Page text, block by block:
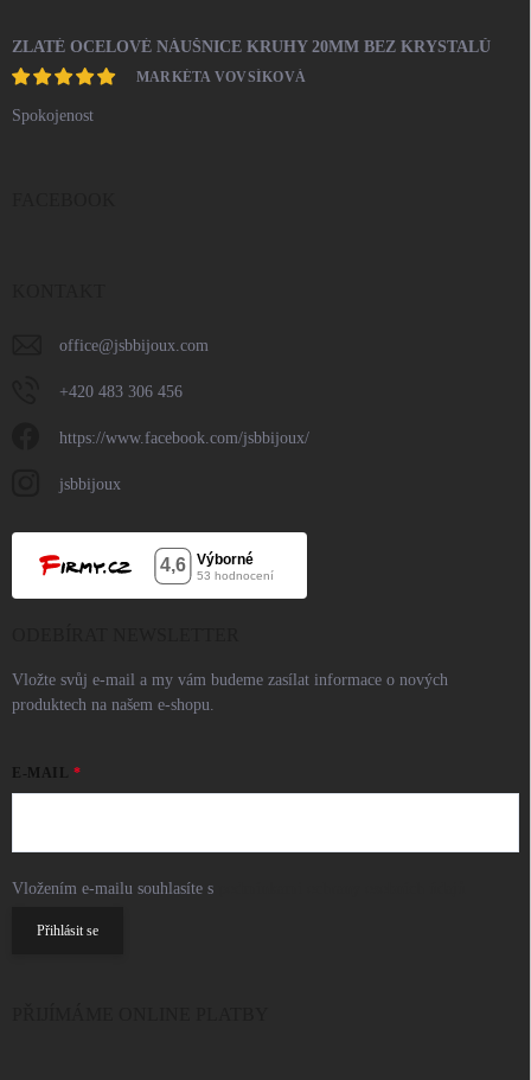
ZLATÉ OCELOVÉ NÁUŠNICE KRUHY 20MM BEZ KRYSTALŮ
MARKÉTA VOVSÍKOVÁ
Spokojenost
office@jsbbijoux.com
+420 483 306 456
https://www.facebook.com/jsbbijoux/
jsbbijoux
Vložte svůj e-mail a my vám budeme zasílat informace o nových
produktech na našem e-shopu.
E-MAIL
Vložením e-mailu souhlasíte s
Přihlásit se